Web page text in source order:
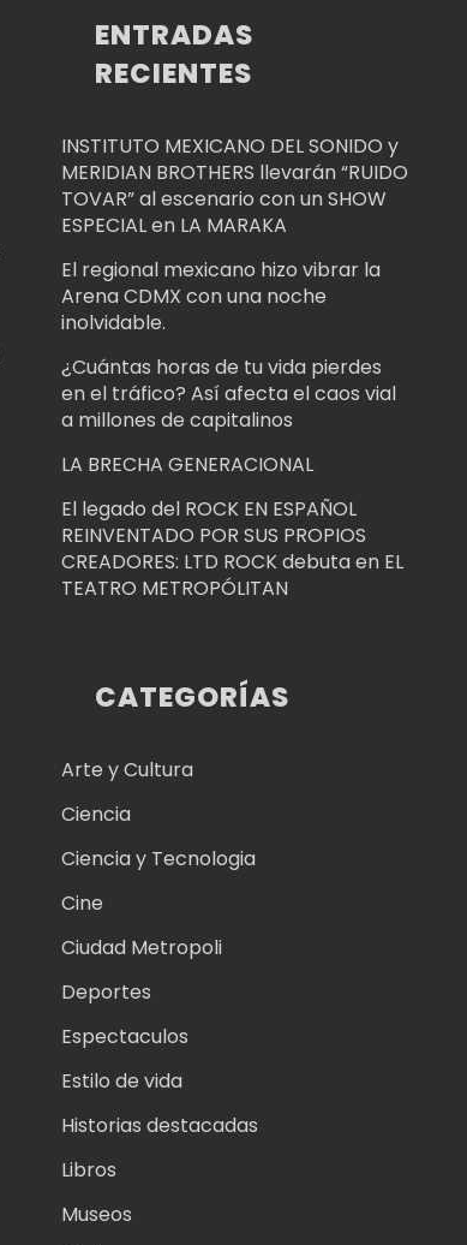
ENTRADAS
RECIENTES
INSTITUTO MEXICANO DEL SONIDO y
MERIDIAN BROTHERS llevarán “RUIDO
TOVAR” al escenario con un SHOW
ESPECIAL en LA MARAKA
El regional mexicano hizo vibrar la
Arena CDMX con una noche
inolvidable.
¿Cuántas horas de tu vida pierdes
en el tráfico? Así afecta el caos vial
a millones de capitalinos
LA BRECHA GENERACIONAL
El legado del ROCK EN ESPAÑOL
REINVENTADO POR SUS PROPIOS
CREADORES: LTD ROCK debuta en EL
TEATRO METROPÓLITAN
CATEGORÍAS
Arte y Cultura
Ciencia
Ciencia y Tecnologia
Cine
Ciudad Metropoli
Deportes
Espectaculos
Estilo de vida
Historias destacadas
Libros
Museos